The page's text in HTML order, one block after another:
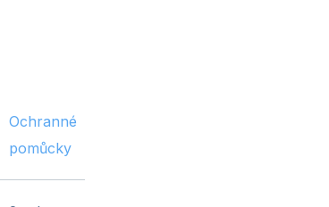
Ochranné
pomůcky